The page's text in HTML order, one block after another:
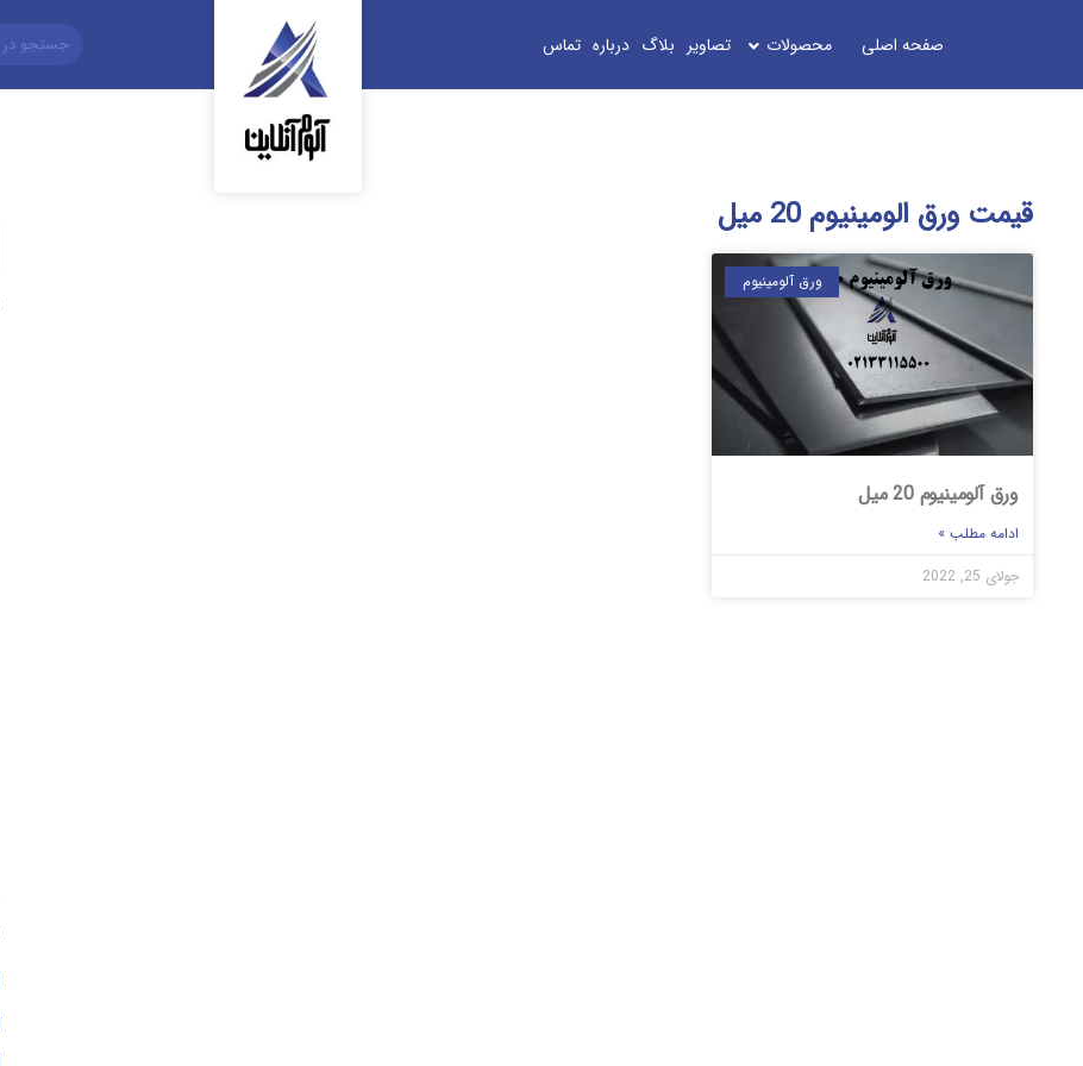
صفحه اصلی محصولات تصاویر بلاگ درباره تماس
قیمت ورق الومینیوم 20 میل
ورق آلومینیوم
ورق آلومینیوم 20 میل
ادامه مطلب »
جولای 25, 2022